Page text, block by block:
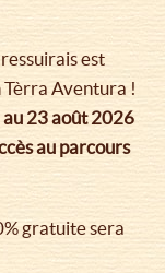
est
Tèrra Aventura !
23 août 2026
au parcours
gratuite sera